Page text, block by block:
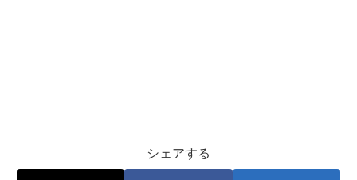
シェアする